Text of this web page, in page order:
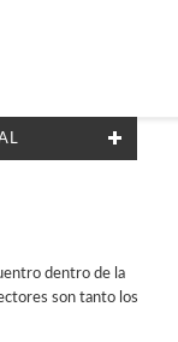
dentro de la
son tanto los